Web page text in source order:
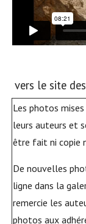
vers le site
Les photos
leurs auteurs et
être fait ni copie
De nouvelles
ligne dans la
remercie les
photos aux